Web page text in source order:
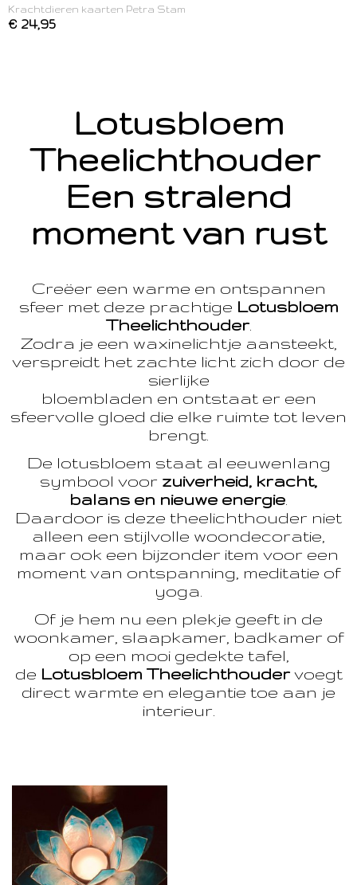
Krachtdieren kaarten Petra Stam
€ 24,95
Lotusbloem
Theelichthouder
Een stralend
moment van rust
Creëer een warme en ontspannen
sfeer met deze prachtige Lotusbloem
Theelichthouder.
Zodra je een waxinelichtje aansteekt,
verspreidt het zachte licht zich door de
sierlijke
bloembladen en ontstaat er een
sfeervolle gloed die elke ruimte tot leven
brengt.
De lotusbloem staat al eeuwenlang
symbool voor zuiverheid, kracht,
balans en nieuwe energie
Daardoor is deze theelichthouder niet
alleen een stijlvolle woondecoratie,
maar ook een bijzonder item voor een
moment van ontspanning, meditatie of
yoga.
Of je hem nu een plekje geeft in de
woonkamer, slaapkamer, badkamer of
op een mooi gedekte tafel,
de Lotusbloem Theelichthoudervoegt
direct warmte en elegantie toe aan je
interieur.